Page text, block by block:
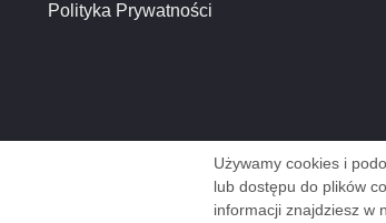
Polityka Prywatności
Używamy cookies i
lub dostępu do plików
informacji znajdziesz w